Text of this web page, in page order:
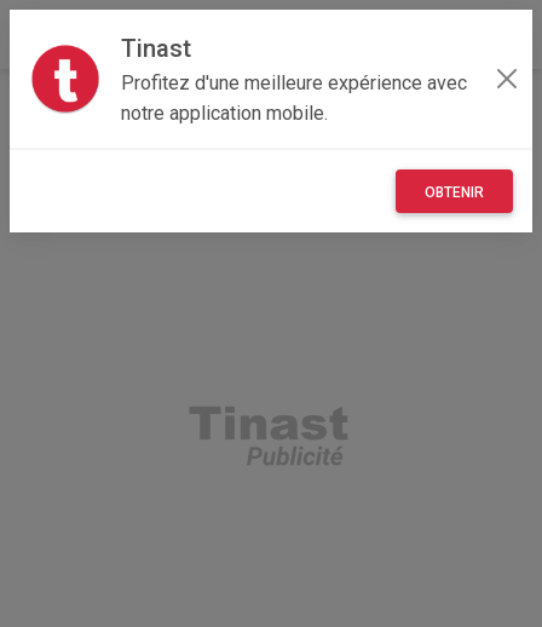
Tinast
Profitez d'une meilleure expérience avec
notre application mobile.
OBTENIR
Accueil Multimedia Bretagne